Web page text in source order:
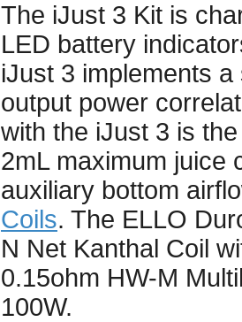
The iJust 3 Kit is
LED battery
iJust 3 implements
output power
with the iJust 3 is
2mL maximum juice
auxiliary bottom
Coils. The ELLO
N Net Kanthal Coil
0.15ohm HW-M
100W.